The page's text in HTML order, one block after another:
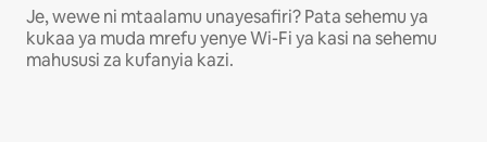
Je, wewe ni mtaalamu unayesafiri? Pata sehemu ya
kukaa ya muda mrefu yenye Wi-Fi ya kasi na sehemu
mahususi za kufanyia kazi.